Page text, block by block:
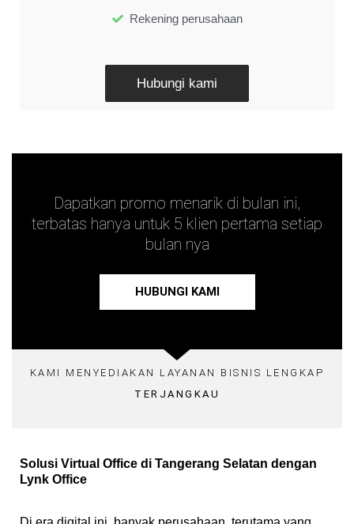
Rekening perusahaan
Hubungi kami
Dapatkan promo menarik di bulan ini,
terbatas hanya untuk 5 klien pertama setiap
bulan nya
HUBUNGI KAMI
KAMI MENYEDIAKAN LAYANAN BISNIS LENGKAP
TERJANGKAU
Solusi Virtual Office di Tangerang Selatan dengan
Lynk Office